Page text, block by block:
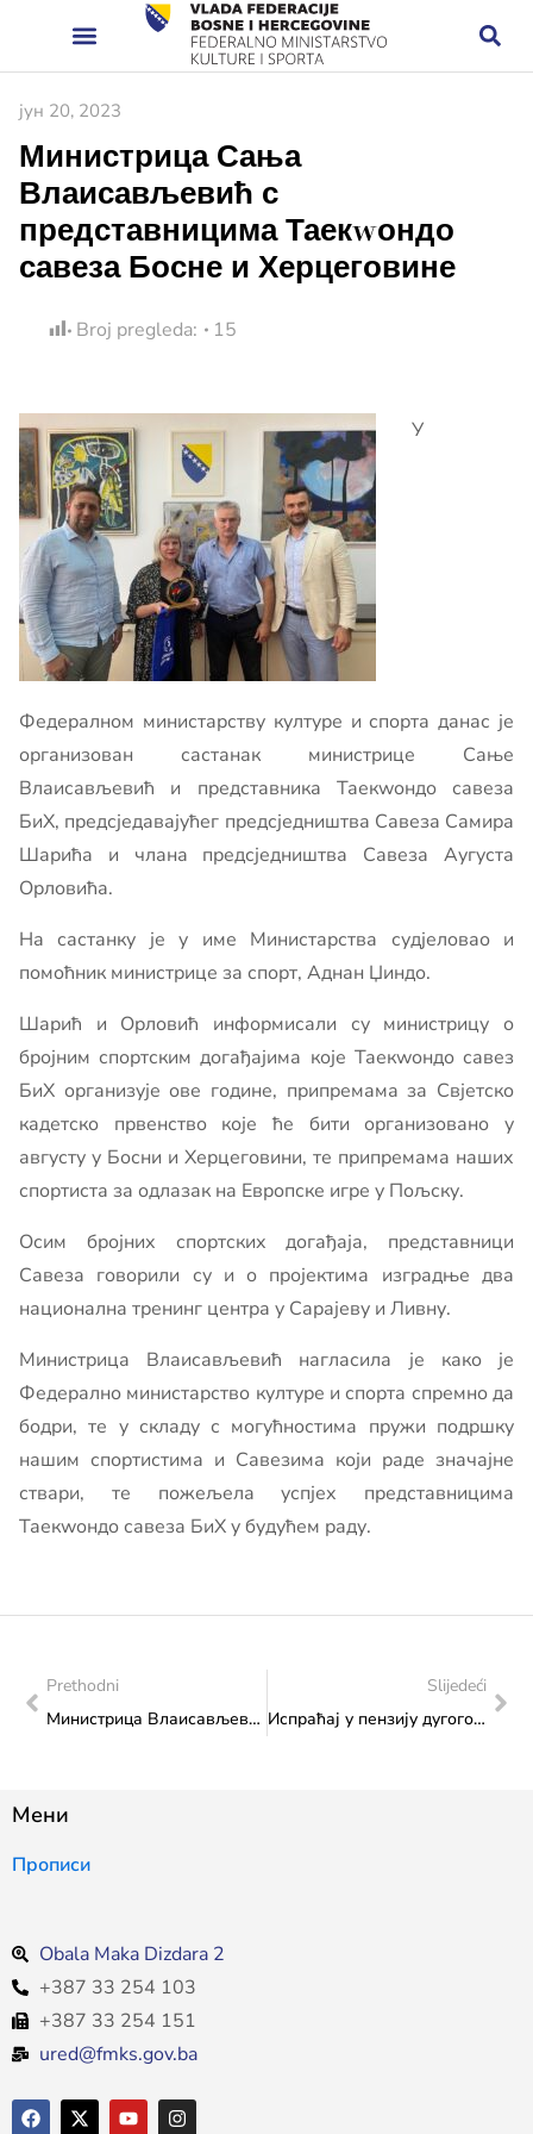
јун 20, 2023
Министрица Сања
Влаисављевић с
представницима Таекwондо
савеза Босне и Херцеговине
Broj pregleda: 15
У
Федералном министарству културе и спорта данас је
организован састанак министрице Сање
Влаисављевић и представника Таекwондо савеза
БиХ, предсједавајућег предсједништва Савеза Самира
Шарића и члана предсједништва Савеза Аугуста
Орловића.
На састанку је у име Министарства судјеловао и
помоћник министрице за спорт, Аднан Џиндо.
Шарић и Орловић информисали су министрицу о
бројним спортским догађајима које Таекwондо савез
БиХ организује ове године, припремама за Свјетско
кадетско првенство које ће бити организовано у
августу у Босни и Херцеговини, те припремама наших
спортиста за одлазак на Европске игре у Пољску.
Осим бројних спортских догађаја, представници
Савеза говорили су и о пројектима изградње два
национална тренинг центра у Сарајеву и Ливну.
Министрица Влаисављевић нагласила је како је
Федерално министарство културе и спорта спремно да
бодри, те у складу с могућностима пружи подршку
нашим спортистима и Савезима који раде значајне
ствари, те пожељела успјех представницима
Таекwондо савеза БиХ у будућем раду.
Prethodni
Министрица Влаисављевић с представницима Одбора за образовање, науку и културу Заступничког дома Парламента Федерације Босне и Херцеговине
Slijedeći
Испраћај у пензију дугогодишње упосленице Министарства Алиде Брчкалић
Мени
Прописи
Obala Maka Dizdara 2
+387 33 254 103
+387 33 254 151
ured@fmks.gov.ba